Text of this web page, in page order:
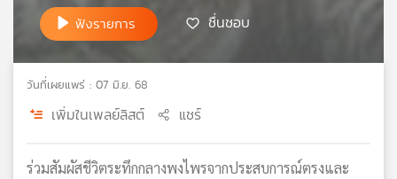
แผนที่
ข่าย
ฟังรายการ ชื่นชอบ
วันที่เผยแพร่ : 07 มิ.ย. 68
เพิ่มในเพลย์ลิสต์ แชร์
ร่วมสัมผัสชีวิตระทึกกลางพงไพรจากประสบการณ์ตรงและ